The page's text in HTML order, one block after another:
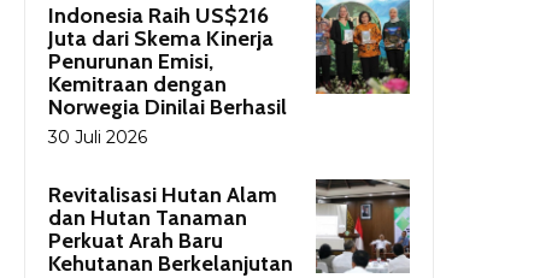
Indonesia Raih US$216
Juta dari Skema Kinerja
Penurunan Emisi,
Kemitraan dengan
Norwegia Dinilai Berhasil
30 Juli 2026
Revitalisasi Hutan Alam
dan Hutan Tanaman
Perkuat Arah Baru
Kehutanan Berkelanjutan